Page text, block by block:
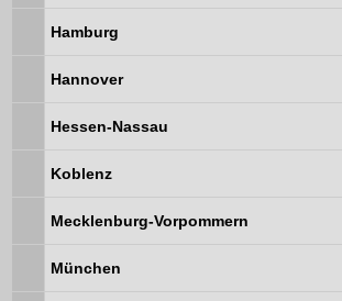
Hamburg
Hannover
Hessen-Nassau
Koblenz
Mecklenburg-Vorpommern
München